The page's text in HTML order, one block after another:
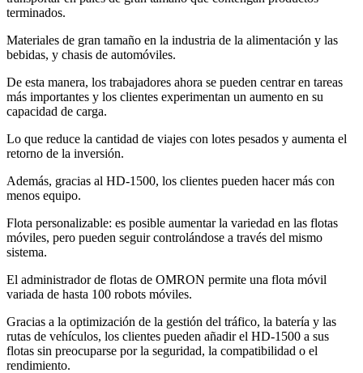
terminados.
Materiales de gran tamaño en la industria de la alimentación y las
bebidas, y chasis de automóviles.
De esta manera, los trabajadores ahora se pueden centrar en tareas
más importantes y los clientes experimentan un aumento en su
capacidad de carga.
Lo que reduce la cantidad de viajes con lotes pesados y aumenta el
retorno de la inversión.
Además, gracias al HD-1500, los clientes pueden hacer más con
menos equipo.
Flota personalizable: es posible aumentar la variedad en las flotas
móviles, pero pueden seguir controlándose a través del mismo
sistema.
El administrador de flotas de OMRON permite una flota móvil
variada de hasta 100 robots móviles.
Gracias a la optimización de la gestión del tráfico, la batería y las
rutas de vehículos, los clientes pueden añadir el HD-1500 a sus
flotas sin preocuparse por la seguridad, la compatibilidad o el
rendimiento.